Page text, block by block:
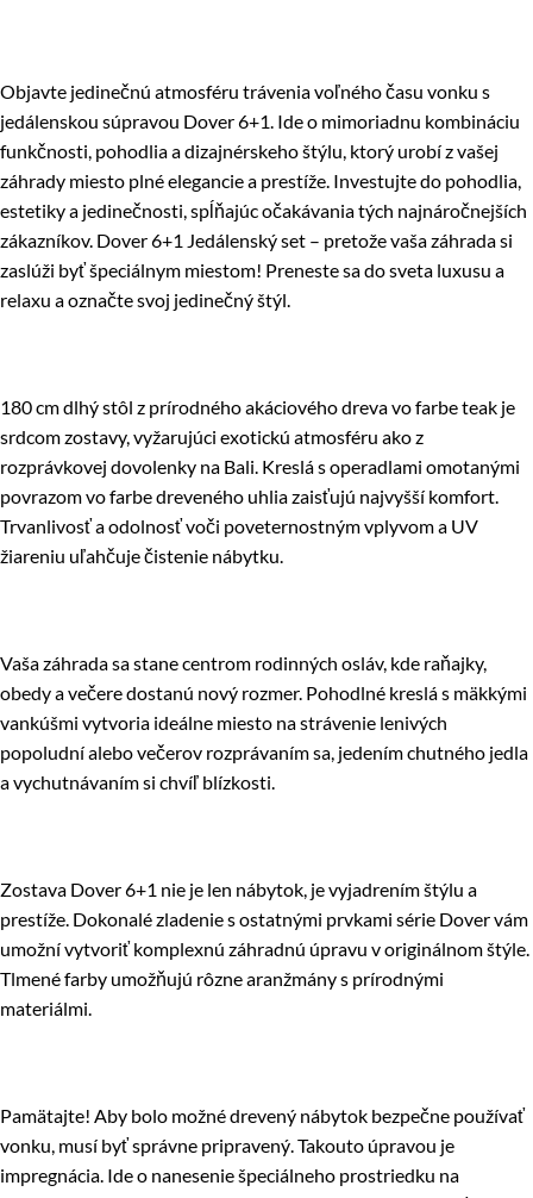
Objavte jedinečnú atmosféru trávenia voľného času vonku s
jedálenskou súpravou Dover 6+1. Ide o mimoriadnu kombináciu
funkčnosti, pohodlia a dizajnérskeho štýlu, ktorý urobí z vašej
záhrady miesto plné elegancie a prestíže. Investujte do pohodlia,
estetiky a jedinečnosti, spĺňajúc očakávania tých najnáročnejších
zákazníkov. Dover 6+1 Jedálenský set – pretože vaša záhrada si
zaslúži byť špeciálnym miestom! Preneste sa do sveta luxusu a
relaxu a označte svoj jedinečný štýl.
180 cm dlhý stôl z prírodného akáciového dreva vo farbe teak je
srdcom zostavy, vyžarujúci exotickú atmosféru ako z
rozprávkovej dovolenky na Bali. Kreslá s operadlami omotanými
povrazom vo farbe dreveného uhlia zaisťujú najvyšší komfort.
Trvanlivosť a odolnosť voči poveternostným vplyvom a UV
žiareniu uľahčuje čistenie nábytku.
Vaša záhrada sa stane centrom rodinných osláv, kde raňajky,
obedy a večere dostanú nový rozmer. Pohodlné kreslá s mäkkými
vankúšmi vytvoria ideálne miesto na strávenie lenivých
popoludní alebo večerov rozprávaním sa, jedením chutného jedla
a vychutnávaním si chvíľ blízkosti.
Zostava Dover 6+1 nie je len nábytok, je vyjadrením štýlu a
prestíže. Dokonalé zladenie s ostatnými prvkami série Dover vám
umožní vytvoriť komplexnú záhradnú úpravu v originálnom štýle.
Tlmené farby umožňujú rôzne aranžmány s prírodnými
materiálmi.
Pamätajte! Aby bolo možné drevený nábytok bezpečne používať
vonku, musí byť správne pripravený. Takouto úpravou je
impregnácia. Ide o nanesenie špeciálneho prostriedku na